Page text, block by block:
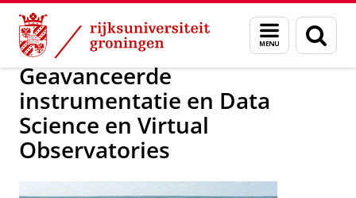
Skip
Content
Skip
Navigation
Menu
en
zoeken
Onderzoek Onderzoeksgebieden
Geavanceerde
instrumentatie en Data
Science en Virtual
Observatories